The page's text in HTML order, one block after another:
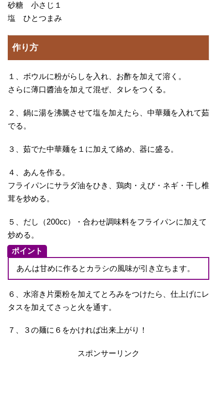
砂糖 小さじ１
塩 ひとつまみ
作り方
１、ボウルに粉がらしを入れ、お酢を加えて溶く。
さらに薄口醬油を加えて混ぜ、タレをつくる。
２、鍋に湯を沸騰させて塩を加えたら、中華麺を入れて茹
でる。
３、茹でた中華麺を１に加えて絡め、器に盛る。
４、あんを作る。
フライパンにサラダ油をひき、鶏肉・えび・ネギ・干し椎
茸を炒める。
５、だし（200cc）・合わせ調味料をフライパンに加えて
炒める。
ポイント
あんは甘めに作るとカラシの風味が引き立ちます。
６、水溶き片栗粉を加えてとろみをつけたら、仕上げにレ
タスを加えてさっと火を通す。
７、３の麺に６をかければ出来上がり！
スポンサーリンク